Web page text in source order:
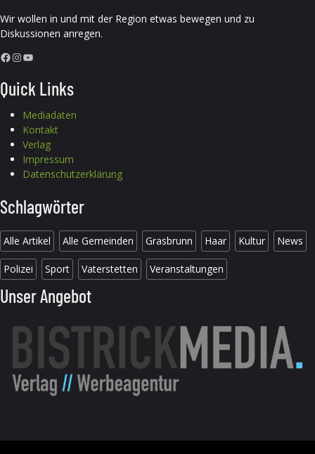
Wir wollen in und mit der Region etwas bewegen und zu
Diskussionen anregen.
Facebook InstagramYouTube
Quick Links
Mediadaten
Kontakt
Verlag
Impressum
Datenschutzerklärung
Schlagwörter
Alle Artikel Alle Gemeinden Grasbrunn Haar Kultur News
Polizei Sport Vaterstetten Veranstaltungen
Unser Angebot